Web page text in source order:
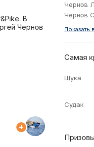
со
и
и видео
приложение
В
Чернов
Чернов
Чернов
Показать
Самая
Щука
Судак